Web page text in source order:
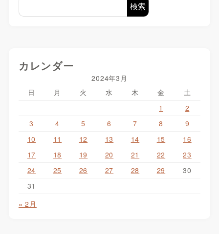
検索
カレンダー
2024年3月
日
月 火 水 木 金
土
1
2
3
4 5 6 7 8
9
10
11 12 13 14 15
16
17
18 19 20 21 22
23
24
25 26 27 28 29
30
31
« 2月